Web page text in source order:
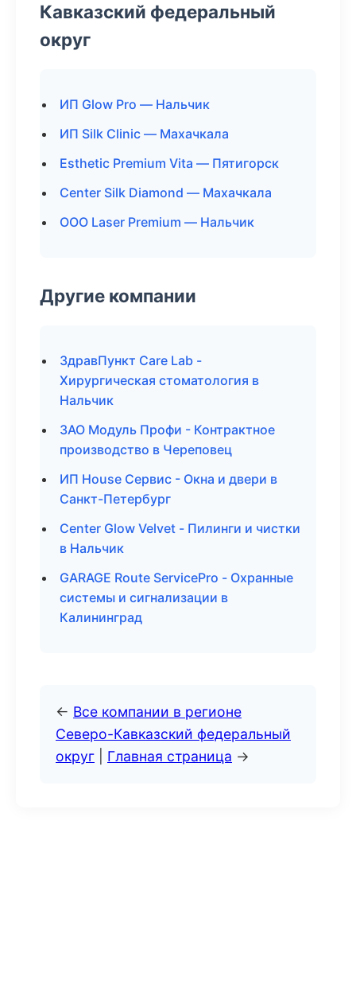
Кавказский федеральный
округ
ИП Glow Pro — Нальчик
ИП Silk Clinic — Махачкала
Esthetic Premium Vita — Пятигорск
Center Silk Diamond — Махачкала
ООО Laser Premium — Нальчик
Другие компании
ЗдравПункт Care Lab -
Хирургическая стоматология в
Нальчик
ЗАО Модуль Профи - Контрактное
производство в Череповец
ИП House Сервис - Окна и двери в
Санкт-Петербург
Center Glow Velvet - Пилинги и чистки
в Нальчик
GARAGE Route ServicePro - Охранные
системы и сигнализации в
Калининград
← Все компании в регионе
Северо-Кавказский федеральный
округ
Главная страница →